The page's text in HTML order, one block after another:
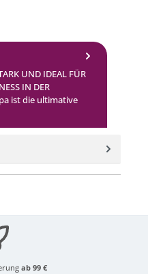
UND IDEAL FÜR
IN DER
ist die ultimative
ab 99 €